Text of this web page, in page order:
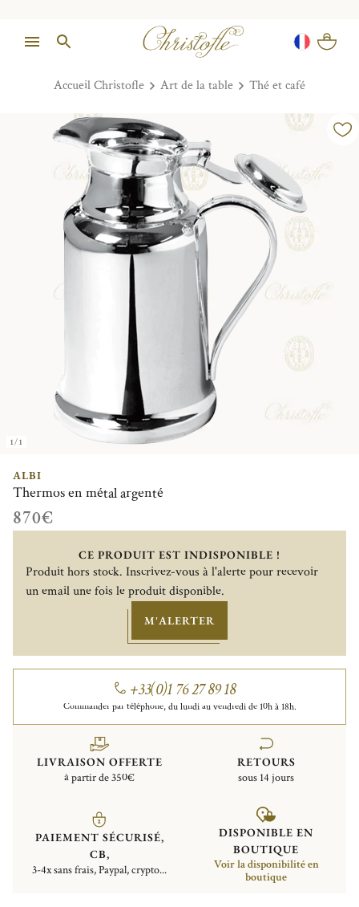
Accueil Christofle Art de la table Thé et café
1/1
ALBI
Thermos en métal argenté
870€
CE PRODUIT EST INDISPONIBLE !
Produit hors stock. Inscrivez-vous à l'alerte pour recevoir
un email une fois le produit disponible.
M'ALERTER
+33(0)1 76 27 89 18
Commander par téléphone, du lundi au vendredi de 10h à 18h.
LIVRAISON OFFERTE
à partir de 350€
RETOURS
sous 14 jours
PAIEMENT SÉCURISÉ,
CB,
3-4x sans frais, Paypal, crypto...
DISPONIBLE EN
BOUTIQUE
Voir la disponibilité en
boutique